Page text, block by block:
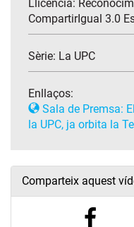
Llicència:
CompartirIgual 3.0
Sèrie: La UPC
Enllaços:
Sala de Premsa:
la UPC, ja orbita la
Comparteix aquest